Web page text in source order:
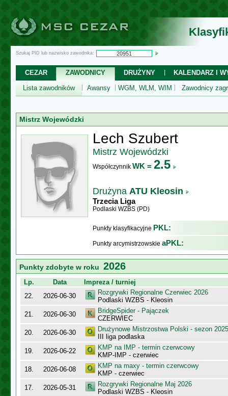
Szukaj PID lub nazwisko zawodnika:
CEZAR ZAWODNICY DRUŻYNY
KALENDARZ I
Lista zawodników
Awansy WGM, WLM, WIM Zawodnicy
Mistrz Wojewódzki
Lech Szubert
Mistrz Wojewódzki
Współczynnik WK = 2.5
Drużyna ATU Kleosin
Trzecia Liga
Podlaski WZBS (PD)
Punkty klasyfikacyjne PKL:
Punkty arcymistrzowskie aPKL:
Punkty zdobyte w roku 2026
Lp. Data
Impreza / turniej
22.
2026-06-30
Rozgrywki Regionalne Czerwiec 2026
Podlaski WZBS - Kleosin
21.
2026-06-30
BridgeSpider - Pajączek
CZERWIEC
20.
2026-06-30
Drużynowe Mistrzostwa Polski - sezon
III liga podlaska
19.
2026-06-22
KMP na IMP - termin czerwcowy
KMP-IMP - czerwiec
18.
2026-06-08
KMP na maxy - termin czerwcowy
KMP - czerwiec
17.
2026-05-31
Rozgrywki Regionalne Maj 2026
Podlaski WZBS - Kleosin